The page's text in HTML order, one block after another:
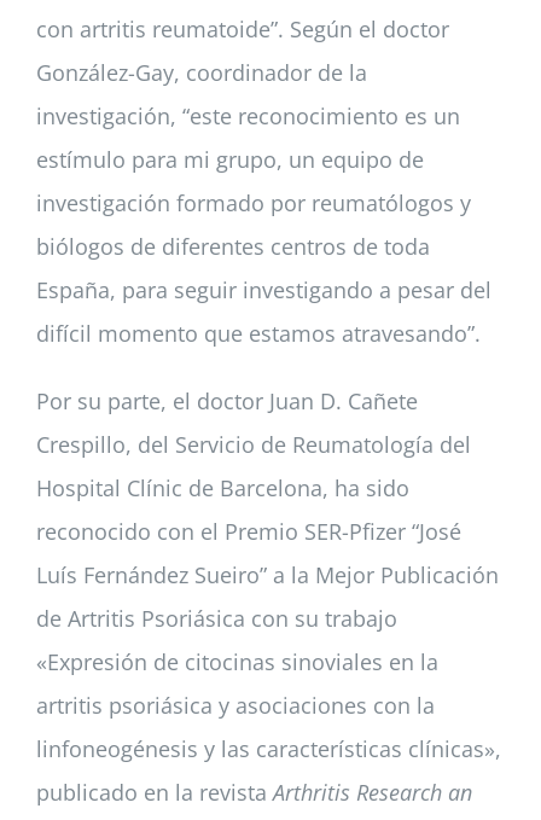
con artritis reumatoide”. Según el doctor
González-Gay, coordinador de la
investigación, “este reconocimiento es un
estímulo para mi grupo, un equipo de
investigación formado por reumatólogos y
biólogos de diferentes centros de toda
España, para seguir investigando a pesar del
difícil momento que estamos atravesando”.
Por su parte, el doctor Juan D. Cañete
Crespillo, del Servicio de Reumatología del
Hospital Clínic de Barcelona, ha sido
reconocido con el Premio SER-Pfizer “José
Luís Fernández Sueiro” a la Mejor Publicación
de Artritis Psoriásica con su trabajo
«Expresión de citocinas sinoviales en la
artritis psoriásica y asociaciones con la
linfoneogénesis y las características clínicas»,
publicado en la revistaArthritis Research an